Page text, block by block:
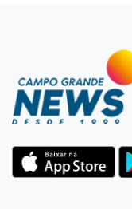
Eficiência
MP vai
transparência
Quando as